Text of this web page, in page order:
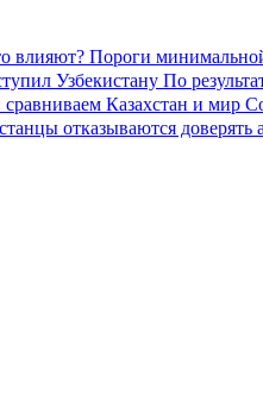
влияют? Пороги
Узбекистану По
Казахстан и мир
отказываются